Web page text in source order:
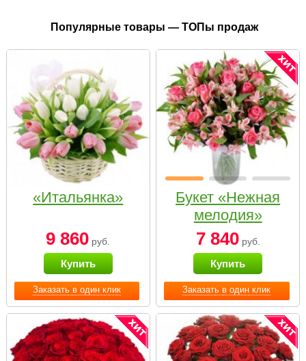
Популярные товары — ТОПы продаж
Заказать в один клик
«Итальянка»
9 860 руб.
Купить
Заказать в один клик
Букет «Нежная
мелодия»
7 840руб.
Купить